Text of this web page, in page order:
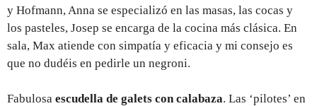
y Hofmann, Anna se especializó en las masas, las cocas y
los pasteles, Josep se encarga de la cocina más clásica. En
sala, Max atiende con simpatía y eficacia y mi consejo es
que no dudéis en pedirle un negroni.
Fabulosa escudella de galets con calabaza. Las ‘pilotes’ en